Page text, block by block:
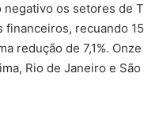
os setores de
recuando
redução de 7,1%.
Rio de Janeiro e